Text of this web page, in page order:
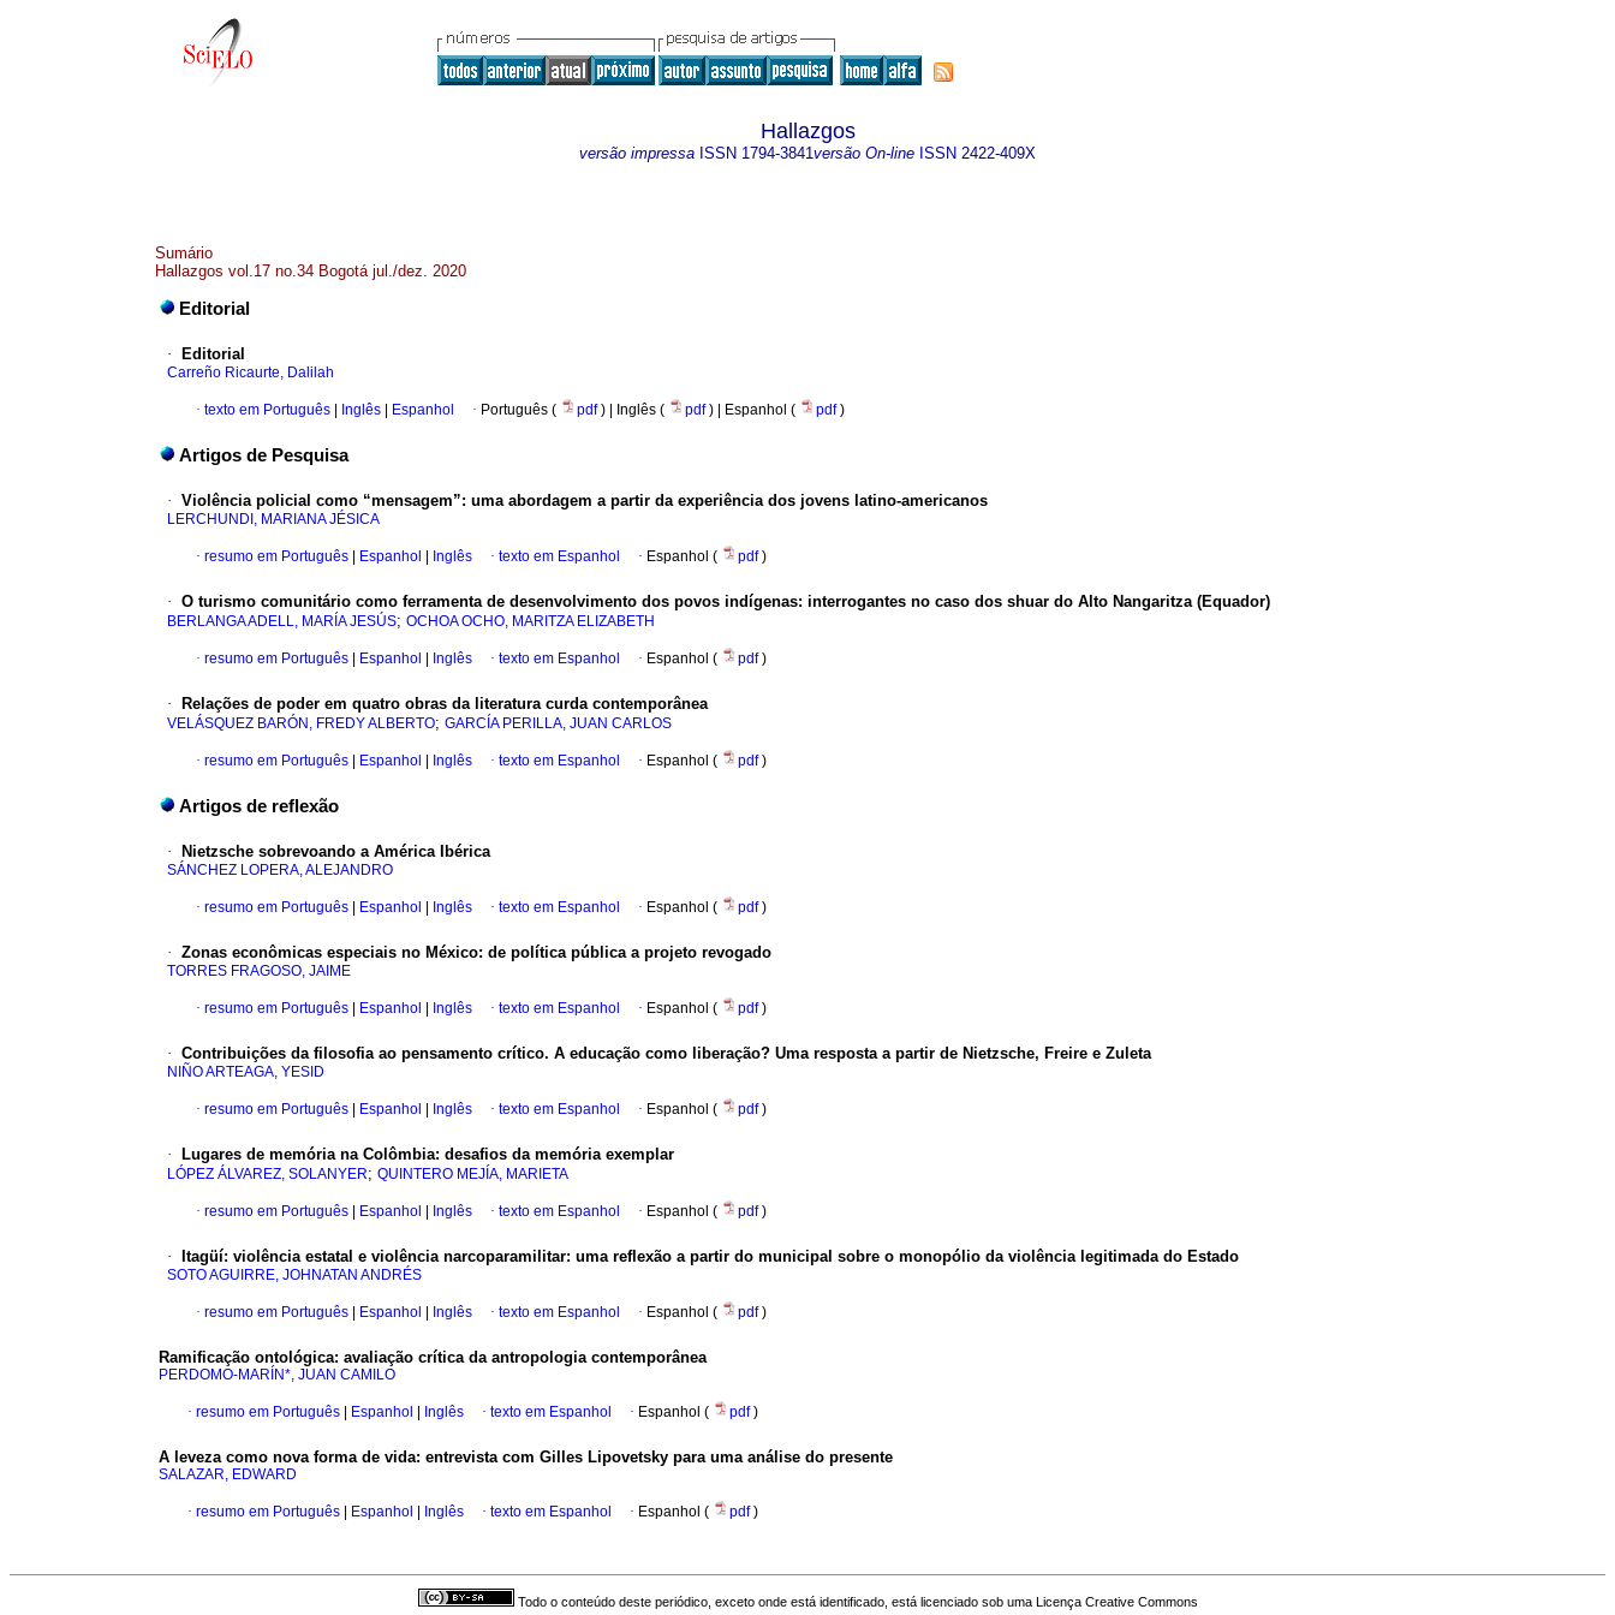
Hallazgos
versão impressa ISSN 1794-3841versão On-line ISSN 2422-409X
Sumário
Hallazgos vol.17 no.34 Bogotá jul./dez. 2020
Editorial
· Editorial
Carreño Ricaurte, Dalilah
· texto em Português Inglês Espanhol · Português ( pdf) | Inglês ( pdf) | Espanhol ( pdf)
Artigos de Pesquisa
· Violência policial como “mensagem”: uma abordagem a partir da experiência dos jovens latino-americanos
LERCHUNDI, MARIANA JÉSICA
· resumo em Português Espanhol Inglês · texto em Espanhol · Espanhol ( pdf)
· O turismo comunitário como ferramenta de desenvolvimento dos povos indígenas: interrogantes no caso dos shuar do Alto Nangaritza (Equador)
BERLANGA ADELL, MARÍA JESÚS; OCHOA OCHO, MARITZA ELIZABETH
· resumo em Português Espanhol Inglês · texto em Espanhol · Espanhol ( pdf)
· Relações de poder em quatro obras da literatura curda contemporânea
VELÁSQUEZ BARÓN, FREDY ALBERTO; GARCÍA PERILLA, JUAN CARLOS
· resumo em Português Espanhol Inglês · texto em Espanhol · Espanhol ( pdf)
Artigos de reflexão
· Nietzsche sobrevoando a América Ibérica
SÁNCHEZ LOPERA, ALEJANDRO
· resumo em Português Espanhol Inglês · texto em Espanhol · Espanhol ( pdf)
· Zonas econômicas especiais no México: de política pública a projeto revogado
TORRES FRAGOSO, JAIME
· resumo em Português Espanhol Inglês · texto em Espanhol · Espanhol ( pdf)
· Contribuições da filosofia ao pensamento crítico. A educação como liberação? Uma resposta a partir de Nietzsche, Freire e Zuleta
NIÑO ARTEAGA, YESID
· resumo em Português Espanhol Inglês · texto em Espanhol · Espanhol ( pdf)
· Lugares de memória na Colômbia: desafios da memória exemplar
LÓPEZ ÁLVAREZ, SOLANYER; QUINTERO MEJÍA, MARIETA
· resumo em Português Espanhol Inglês · texto em Espanhol · Espanhol ( pdf)
· Itagüí: violência estatal e violência narcoparamilitar: uma reflexão a partir do municipal sobre o monopólio da violência legitimada do Estado
SOTO AGUIRRE, JOHNATAN ANDRÉS
· resumo em Português Espanhol Inglês · texto em Espanhol · Espanhol ( pdf)
Ramificação ontológica: avaliação crítica da antropologia contemporânea
PERDOMO-MARÍN*, JUAN CAMILO
· resumo em Português Espanhol Inglês · texto em Espanhol · Espanhol ( pdf)
A leveza como nova forma de vida: entrevista com Gilles Lipovetsky para uma análise do presente
SALAZAR, EDWARD
· resumo em Português Espanhol Inglês · texto em Espanhol · Espanhol ( pdf)
Todo o conteúdo deste periódico, exceto onde está identificado, está licenciado sob uma Licença Creative Commons